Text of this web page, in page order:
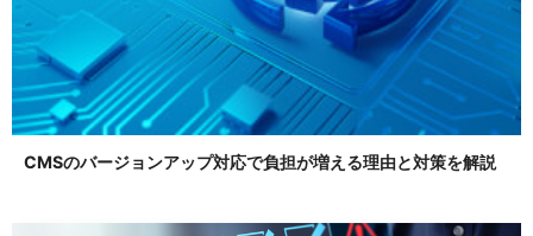
CMSのバージョンアップ対応で負担が増える理由と対策を解説